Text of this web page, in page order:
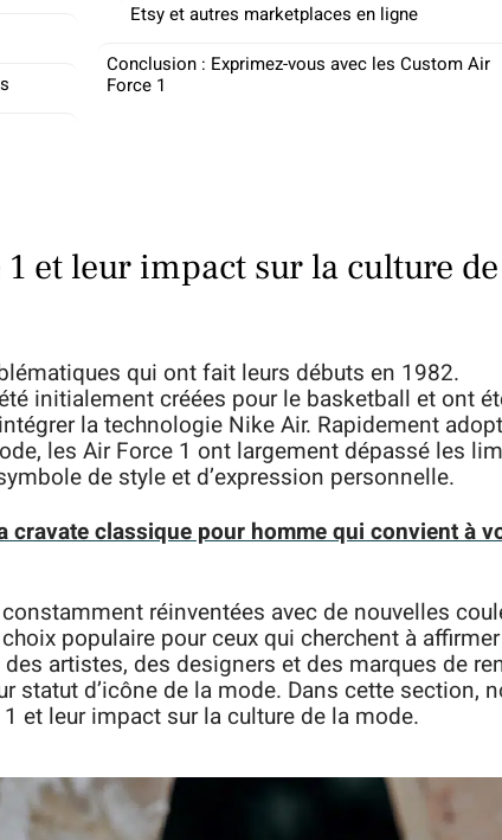
Etsy et autres marketplaces en ligne
Conclusion : Exprimez-vous avec les Custom Air
Force 1
1 et leur impact sur la culture
qui ont fait leurs débuts en 1982.
initialement créées pour le basketball et ont
la technologie Nike Air. Rapidement
les Air Force 1 ont largement dépassé les
de style et d’expression personnelle.
cravate classique pour homme qui convient à
réinventées avec de nouvelles
populaire pour ceux qui cherchent à
artistes, des designers et des marques de
statut d’icône de la mode. Dans cette section,
et leur impact sur la culture de la mode.